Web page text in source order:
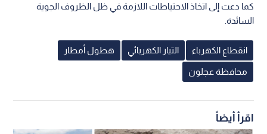
كما دعت إلى اتخاذ الاحتياطات اللازمة في ظل الظروف الجوية
السائدة.
انقطاع الكهرباء التيار الكهربائي هطول أمطار
محافظة عجلون
اقرأ أيضاً